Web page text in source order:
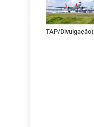
entre Brasil e
Portugal. (Foto:
TAP/Divulgação)